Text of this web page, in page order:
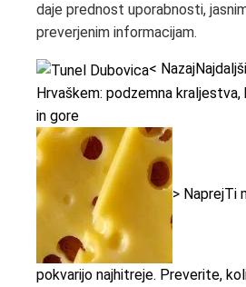
daje prednost uporabnosti,
preverjenim informacijam.
< Nazaj
Hrvaškem: podzemna
in gore
> NaprejTi
pokvarijo najhitreje. Preverite,